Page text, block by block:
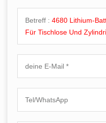
Betreff : 4680 Lithium-
Für Tischlose Und